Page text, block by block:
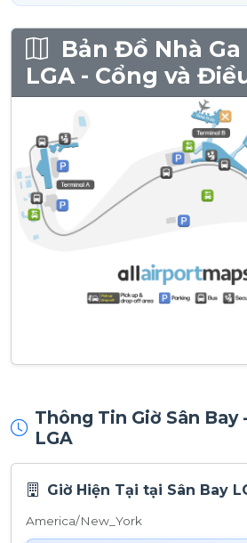
Bản Đồ Nhà Ga
LGA - Cổng và
Thông Tin Giờ Sân Bay
LGA
Giờ Hiện Tại tại Sân Bay
America/New_York